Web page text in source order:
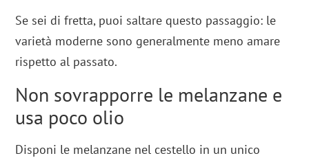
Se sei di fretta, puoi saltare questo passaggio: le
varietà moderne sono generalmente meno amare
rispetto al passato.
Non sovrapporre le melanzane e
usa poco olio
Disponi le melanzane nel cestello in un unico